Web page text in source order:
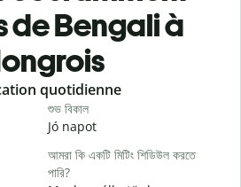
de Bengali à
quotidienne
শুভ বিকাল
Jó napot
আমরা কি একটি মিটিং শিডিউল করতে
পারি?